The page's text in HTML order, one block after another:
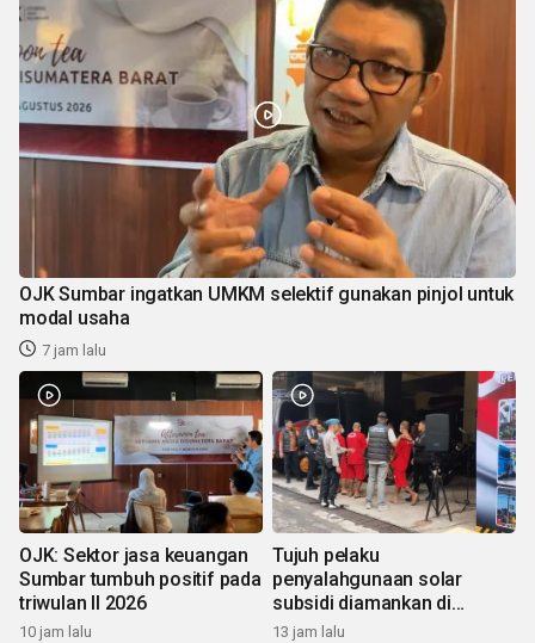
OJK Sumbar ingatkan UMKM selektif gunakan pinjol untuk
modal usaha
7 jam lalu
OJK: Sektor jasa keuangan
Sumbar tumbuh positif pada
triwulan II 2026
10 jam lalu
Tujuh pelaku
penyalahgunaan solar
subsidi diamankan di
Sumbar
13 jam lalu